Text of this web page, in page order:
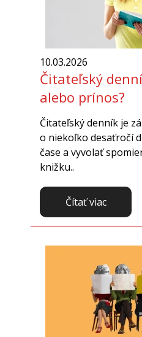
10.03.2026
Čitateľský
alebo prínos?
Čitateľský denník je
o niekoľko desaťročí
čase a vyvolať
knižku..
Čítať viac